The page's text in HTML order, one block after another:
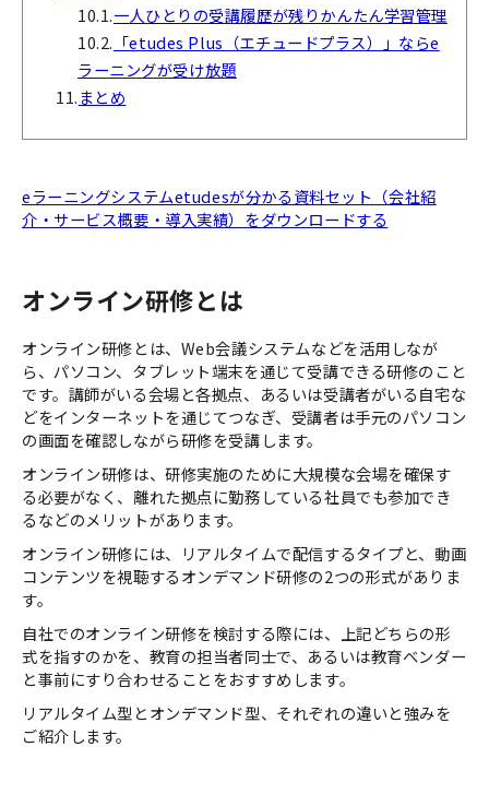
10.1.一人ひとりの受講履歴が残りかんたん学習管理
10.2. 「etudes Plus（エチュードプラス）」ならe
ラーニングが受け放題
11.まとめ
eラーニングシステムetudesが分かる資料セット（会社紹
介・サービス概要・導入実績）をダウンロードする
オンライン研修とは
オンライン研修とは、Web会議システムなどを活用しなが
ら、パソコン、タブレット端末を通じて受講できる研修のこと
です。講師がいる会場と各拠点、あるいは受講者がいる自宅な
どをインターネットを通じてつなぎ、受講者は手元のパソコン
の画面を確認しながら研修を受講します。
オンライン研修は、研修実施のために大規模な会場を確保す
る必要がなく、離れた拠点に勤務している社員でも参加でき
るなどのメリットがあります。
オンライン研修には、リアルタイムで配信するタイプと、動画
コンテンツを視聴するオンデマンド研修の2つの形式がありま
す。
自社でのオンライン研修を検討する際には、上記どちらの形
式を指すのかを、教育の担当者同士で、あるいは教育ベンダー
と事前にすり合わせることをおすすめします。
リアルタイム型とオンデマンド型、それぞれの違いと強みを
ご紹介します。